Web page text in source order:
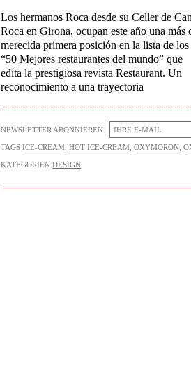
Los hermanos Roca desde su Celler de Can
Roca en Girona, ocupan este año una más
merecida primera posición en la lista de los
“50 Mejores restaurantes del mundo” que
edita la prestigiosa revista Restaurant. Un
reconocimiento a una trayectoria
NEWSLETTER ABONNIEREN
TAGSICE-CREAM ,HOT ICE-CREAM ,OXYMORON ,
KATEGORIENDESIGN